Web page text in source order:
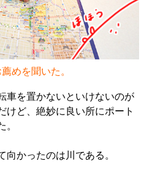
めを聞いた。
車を置かないといけないのが
ど、絶妙に良い所にポート
。
向かったのは川である。